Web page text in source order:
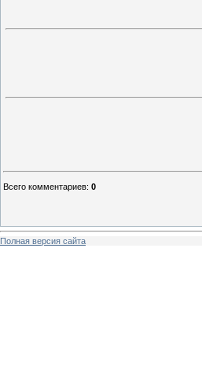
Всего комментариев: 0
Полная версия сайта